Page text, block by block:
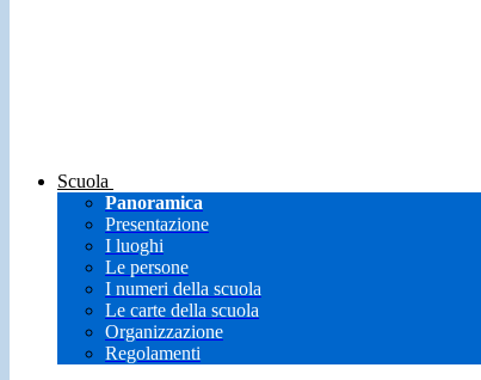
Scuola
Panoramica
Presentazione
I luoghi
Le persone
I numeri della scuola
Le carte della scuola
Organizzazione
Regolamenti